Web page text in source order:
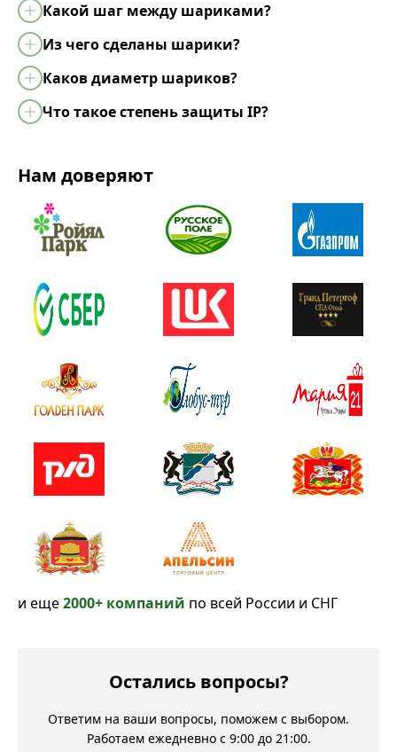
Какой шаг между шариками?
Из чего сделаны шарики?
Каков диаметр шариков?
Что такое степень защиты IP?
Нам доверяют
и еще2000+ компаний по всей России и СНГ
Остались вопросы?
Ответим на ваши вопросы, поможем с выбором.
Работаем ежедневно с 9:00 до 21:00.